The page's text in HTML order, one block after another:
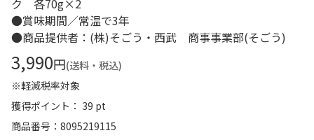
ク 各70g×2
●賞味期間／常温で3年
●商品提供者：(株)そごう・西武 商事事業部(そごう)
3,990円(送料・税込)
※軽減税率対象
獲得ポイント： 39 pt
商品番号
8095219115